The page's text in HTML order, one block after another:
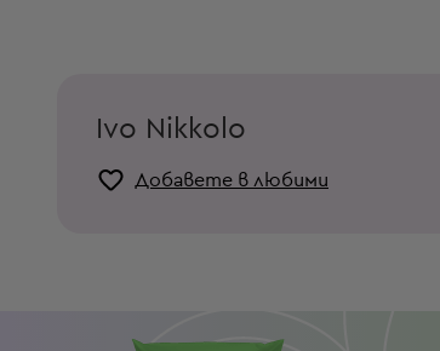
Ivo Nikkolo
Добавете в любими